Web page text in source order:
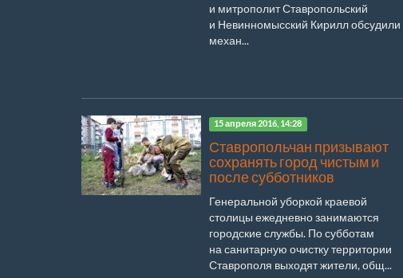
и митрополит Ставропольский
и Невинномысский Кирилл обсудили
механ...
15 апреля 2016, 14:28
Ставропольчан призывают
сохранять город чистым и
после субботников
Генеральной уборкой краевой
столицы ежедневно занимаются
городские службы. По субботам
на санитарную очистку территории
Ставрополя выходят жители, общ...